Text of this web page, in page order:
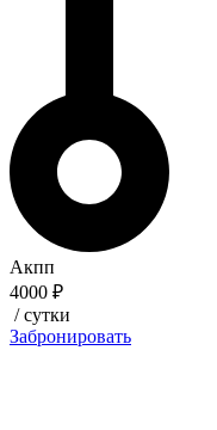
Акпп
4000 ₽
/ сутки
Забронировать